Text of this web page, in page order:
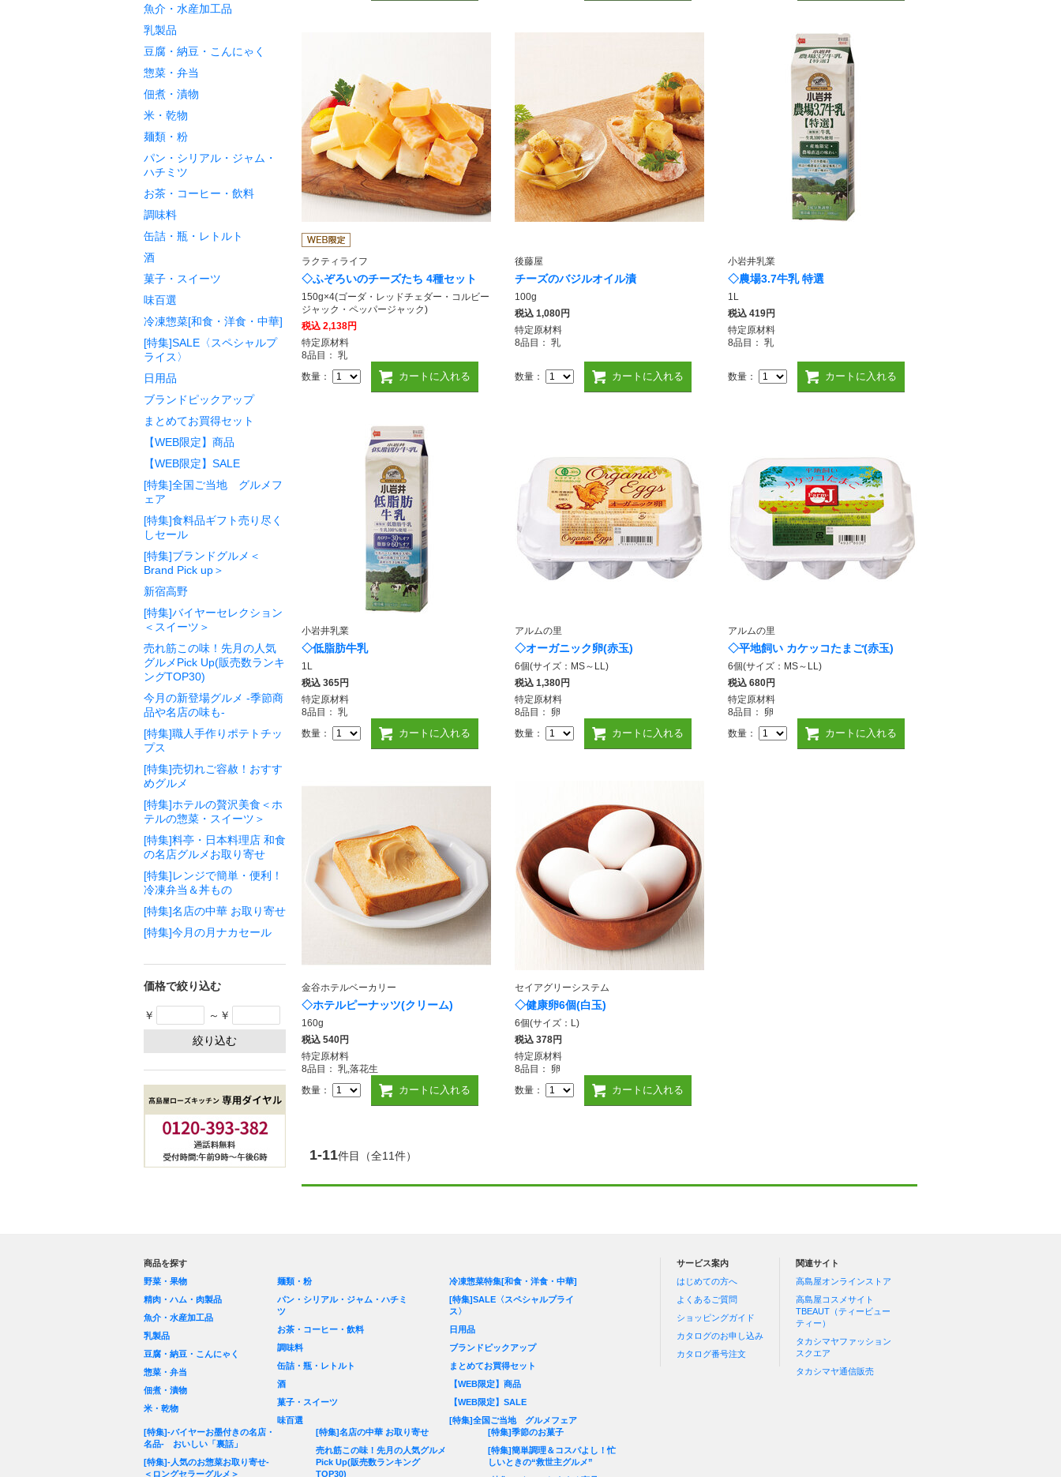
ラクティライフ
◇ふぞろいのチーズたち 4種セット
150g×4(ゴーダ・レッドチェダー・コルビー
ジャック・ペッパージャック)
税込 2,138円
特定原材料
8品目： 乳
数量：
カートに入れる
後藤屋
チーズのバジルオイル漬
100g
税込 1,080円
特定原材料
8品目： 乳
数量： カートに入れる
小岩井乳業
◇農場3.7牛乳 特選
1L
税込 419円
特定原材料
8品目： 乳
数量： カートに入れる
小岩井乳業
◇低脂肪牛乳
1L
税込 365円
特定原材料
8品目： 乳
数量：
カートに入れる
アルムの里
◇オーガニック卵(赤玉)
6個(サイズ：MS～LL)
税込 1,380円
特定原材料
8品目： 卵
数量：
カートに入れる
アルムの里
◇平地飼い カケッコたまご(赤玉)
6個(サイズ：MS～LL)
税込 680円
特定原材料
8品目： 卵
数量：
カートに入れる
金谷ホテルベーカリー
◇ホテルピーナッツ(クリーム)
160g
税込 540円
特定原材料
8品目： 乳,落花生
数量：
カートに入れる
セイアグリーシステム
◇健康卵6個(白玉)
6個(サイズ：L)
税込 378円
特定原材料
8品目： 卵
数量：
カートに入れる
1-11件目（全11件）
魚介・水産加工品
乳製品
豆腐・納豆・こんにゃく
惣菜・弁当
佃煮・漬物
米・乾物
麺類・粉
パン・シリアル・ジャム・
ハチミツ
お茶・コーヒー・飲料
調味料
缶詰・瓶・レトルト
酒
菓子・スイーツ
味百選
冷凍惣菜[和食・洋食・中華]
[特集]SALE〈スペシャルプ
ライス〉
日用品
ブランドピックアップ
まとめてお買得セット
【WEB限定】商品
【WEB限定】SALE
[特集]全国ご当地 グルメフ
ェア
[特集]食料品ギフト売り尽く
しセール
[特集]ブランドグルメ＜
Brand Pick up＞
新宿高野
[特集]バイヤーセレクション
＜スイーツ＞
売れ筋この味！先月の人気
グルメPick Up(販売数ランキ
ングTOP30)
今月の新登場グルメ -季節商
品や名店の味も-
[特集]職人手作りポテトチッ
プス
[特集]売切れご容赦！おすす
めグルメ
[特集]ホテルの贅沢美食＜ホ
テルの惣菜・スイーツ＞
[特集]料亭・日本料理店 和食
の名店グルメお取り寄せ
[特集]レンジで簡単・便利！
冷凍弁当＆丼もの
[特集]名店の中華 お取り寄せ
[特集]今月の月ナカセール
価格で絞り込む
￥ ～￥
商品を探す
野菜・果物
精肉・ハム・肉製品
魚介・水産加工品
乳製品
豆腐・納豆・こんにゃく
惣菜・弁当
佃煮・漬物
米・乾物
麺類・粉
パン・シリアル・ジャム・ハチミ
ツ
お茶・コーヒー・飲料
調味料
缶詰・瓶・レトルト
酒
菓子・スイーツ
味百選
冷凍惣菜特集[和食・洋食・中華]
[特集]SALE〈スペシャルプライ
ス〉
日用品
ブランドピックアップ
まとめてお買得セット
【WEB限定】商品
【WEB限定】SALE
[特集]全国ご当地 グルメフェア
[特集]-バイヤーお墨付きの名店・
名品- おいしい「裏話」
[特集]-人気のお惣菜お取り寄せ-
＜ロングセラーグルメ＞
[特集]名店の中華 お取り寄せ
売れ筋この味！先月の人気グルメ
Pick Up(販売数ランキング
TOP30)
[特集]季節のお菓子
[特集]簡単調理＆コスパよし！忙
しいときの“救世主グルメ”
サービス案内
はじめての方へ
よくあるご質問
ショッピングガイド
カタログのお申し込み
カタログ番号注文
関連サイト
高島屋オンラインストア
高島屋コスメサイト
TBEAUT（ティービュー
ティー）
タカシマヤファッション
スクエア
タカシマヤ通信販売